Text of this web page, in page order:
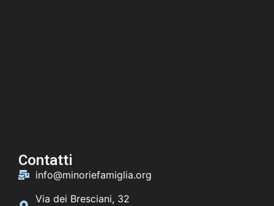
Contatti
info@minoriefamiglia.org
Via dei Bresciani, 32